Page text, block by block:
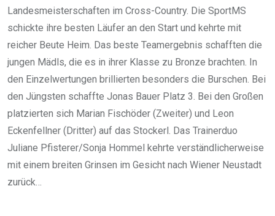
Landesmeisterschaften im Cross-Country. Die SportMS
schickte ihre besten Läufer an den Start und kehrte mit
reicher Beute Heim. Das beste Teamergebnis schafften die
jungen Mädls, die es in ihrer Klasse zu Bronze brachten. In
den Einzelwertungen brillierten besonders die Burschen. Bei
den Jüngsten schaffte Jonas Bauer Platz 3. Bei den Großen
platzierten sich Marian Fischöder (Zweiter) und Leon
Eckenfellner (Dritter) auf das Stockerl. Das Trainerduo
Juliane Pfisterer/Sonja Hommel kehrte verständlicherweise
mit einem breiten Grinsen im Gesicht nach Wiener Neustadt
zurück…